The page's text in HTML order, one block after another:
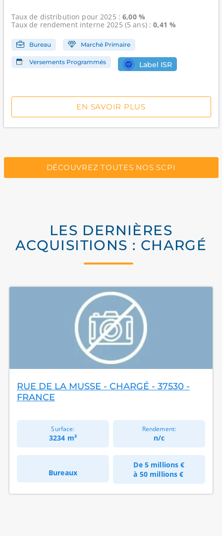
Taux de distribution pour 2025 :6,00 %
Taux de rendement interne2025 (5 ans) :0,41 %
Bureau Marché Primaire
Versements Programmés Label ISR
EN SAVOIR PLUS
DÉCOUVREZ TOUTES NOS SCPI
LES DERNIÈRES
ACQUISITIONS : CHARGÉ
RUE DE LA MUSSE - CHARGÉ - 37530 -
FRANCE
Surface:
3234 m²
Rendement:
n/c
Bureaux
De 5 millions €
à 50 millions €